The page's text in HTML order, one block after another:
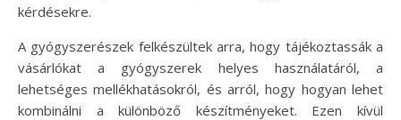
kérdésekre.
A gyógyszerészek felkészültek arra, hogy tájékoztassák a
vásárlókat a gyógyszerek helyes használatáról, a
lehetséges mellékhatásokról, és arról, hogy hogyan lehet
kombinálni a különböző készítményeket. Ezen kívül